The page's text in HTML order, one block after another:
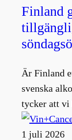
Finland
Är Finland
svenska
tycker att
1 juli 2026